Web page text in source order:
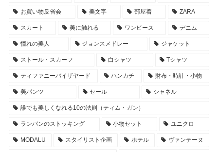
お買い物反省会 美文字 部屋着 ZARA
スカート 美に触れる ワンピース デニム
憧れの美人 ジョンスメドレー ジャケット
ストール・スカーフ 白シャツ Tシャツ
ティファニーバイザヤード ハンカチ 財布・時計・小物
美パンツ セール シャネル
誰でも美しくなれる10の法則（ティム・ガン）
ランバンのストッキング 小物セット ユニクロ
MODALU スタイリスト企画 ホテル ヴァンテーヌ